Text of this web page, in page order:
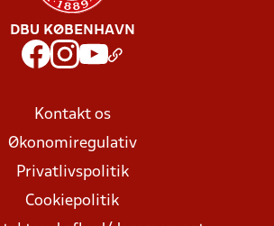
DBU KØBENHAVN
Kontakt os
Økonomiregulativ
Privatlivspolitik
Cookiepolitik